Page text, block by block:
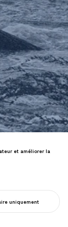
designs pour
des catastrophes
urbains adaptés
et améliorer la
uniquement